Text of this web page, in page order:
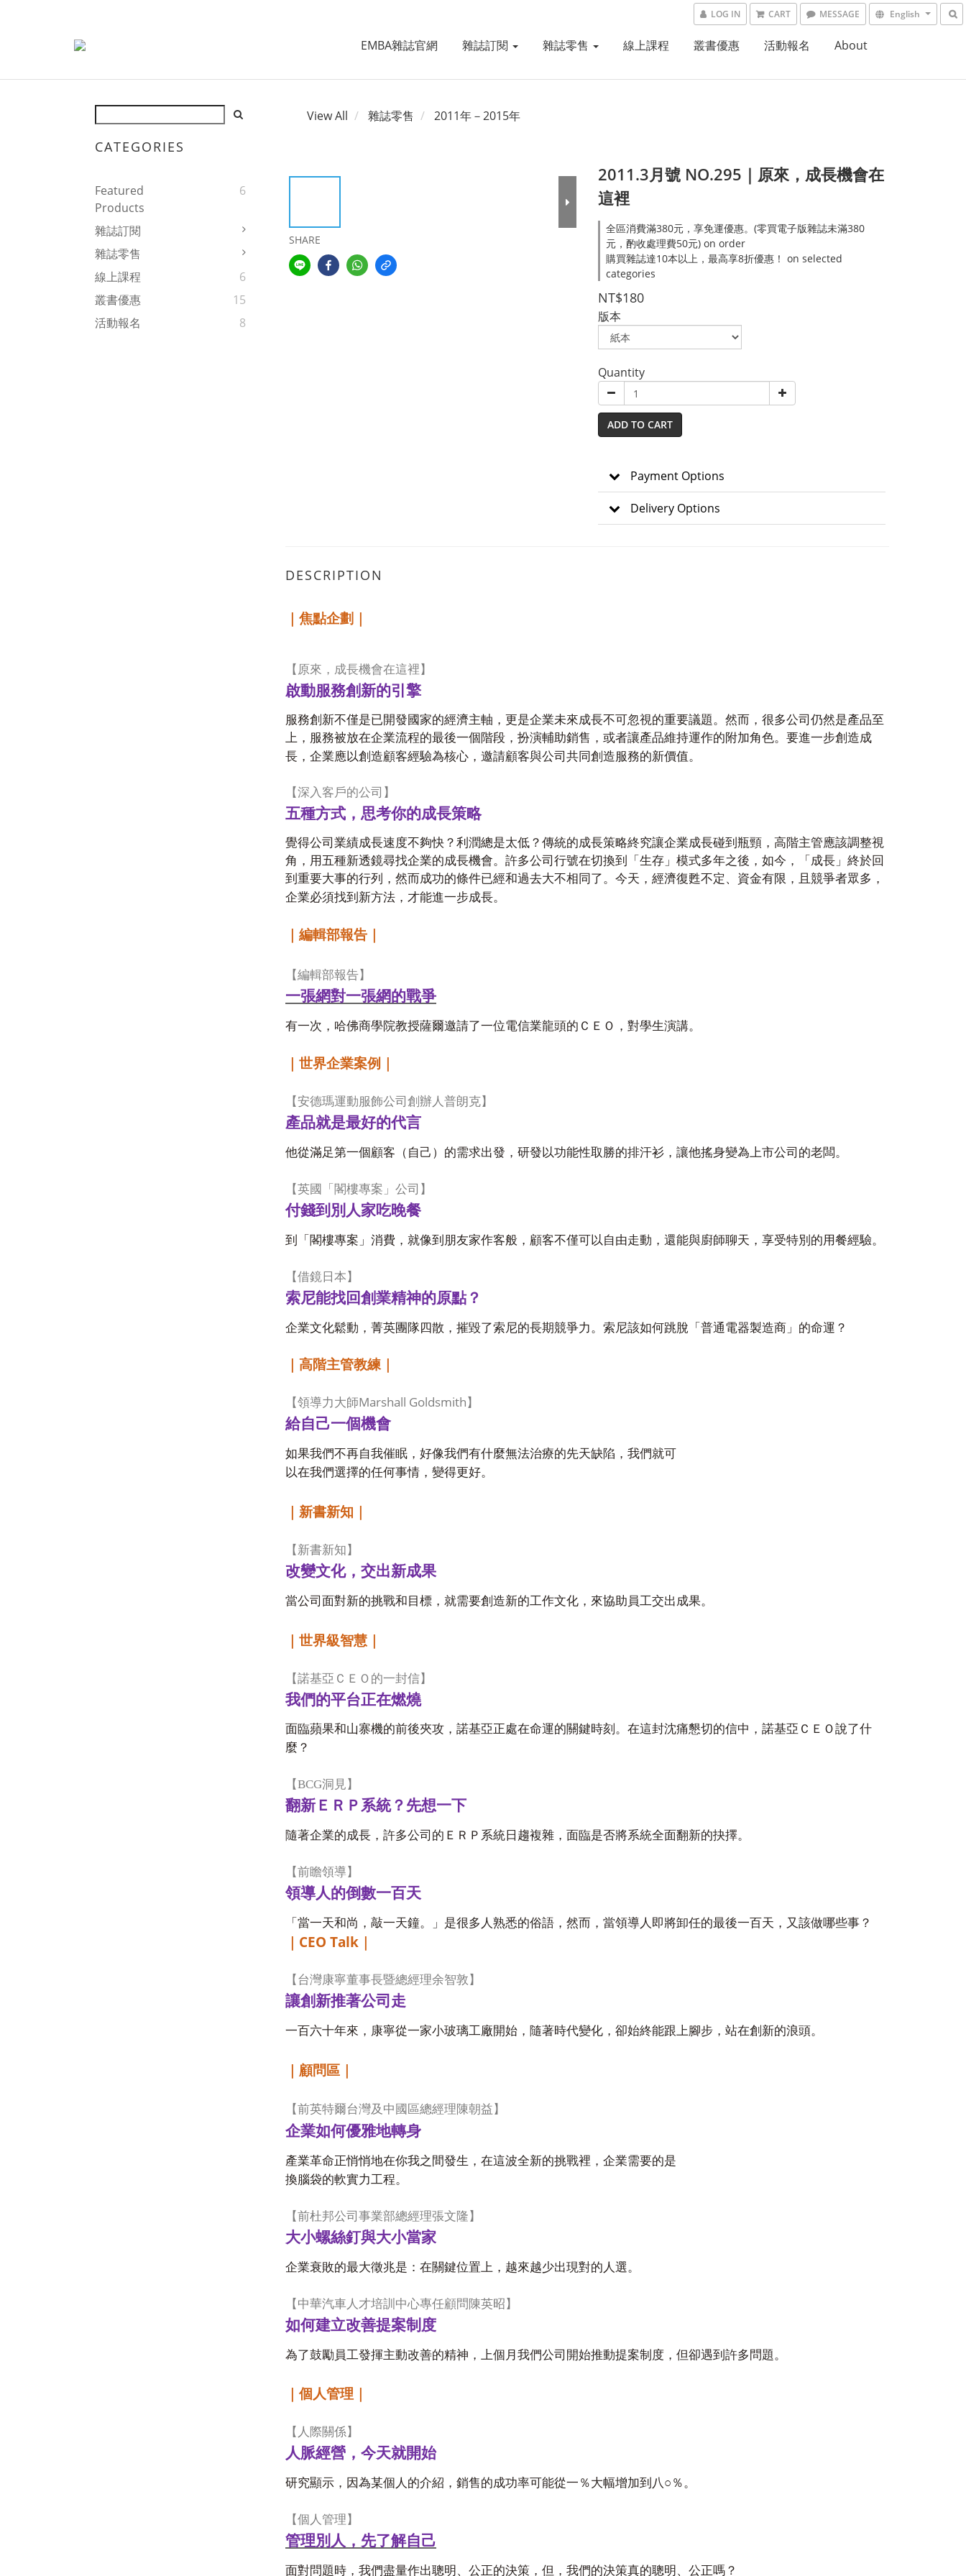
LOG IN CART MESSAGE English
EMBA雜誌官網 雜誌訂閱 雜誌零售 線上課程 叢書優惠 活動報名 About
CATEGORIES
Featured
Products
6
雜誌訂閱
雜誌零售
線上課程
6
叢書優惠
15
活動報名
8
View All 雜誌零售 2011年－2015年
SHARE
2011.3月號 NO.295｜原來，成長機會在
這裡
全區消費滿380元，享免運優惠。(零買電子版雜誌未滿380
元，酌收處理費50元) on order
購買雜誌達10本以上，最高享8折優惠！ on selected
categories
NT$180
版本
Quantity
ADD TO CART
Payment Options
Delivery Options
DESCRIPTION
｜焦點企劃｜
【原來，成長機會在這裡 】
啟動服務創新的引擎
服務創新不僅是已開發國家的經濟主軸，更是企業未來成長不可忽視的重要議題。然而，很多公司仍然是產品至
上，服務被放在企業流程的最後一個階段，扮演輔助銷售，或者讓產品維持運作的附加角色。要進一步創造成
長，企業應以創造顧客經驗為核心，邀請顧客與公司共同創造服務的新價值。
【深入客戶的公司 】
五種方式，思考你的成長策略
覺得公司業績成長速度不夠快？利潤總是太低？傳統的成長策略終究讓企業成長碰到瓶頸，高階主管應該調整視
角，用五種新透鏡尋找企業的成長機會。許多公司行號在切換到「生存」模式多年之後，如今，「成長」終於回
到重要大事的行列，然而成功的條件已經和過去大不相同了。今天，經濟復甦不定、資金有限，且競爭者眾多，
企業必須找到新方法，才能進一步成長。
｜編輯部報告｜
【編輯部報告】
一張網對一張網的戰爭
有一次，哈佛商學院教授薩爾邀請了一位電信業龍頭的ＣＥＯ，對學生演講。
｜世界企業案例｜
【安德瑪運動服飾公司創辦人普朗克】
產品就是最好的代言
他從滿足第一個顧客（自己）的需求出發，研發以功能性取勝的排汗衫，讓他搖身變為上市公司的老闆。
【英國「閣樓專案」公司】
付錢到別人家吃晚餐
到「閣樓專案」消費，就像到朋友家作客般，顧客不僅可以自由走動，還能與廚師聊天，享受特別的用餐經驗。
【借鏡日本】
索尼能找回創業精神的原點？
企業文化鬆動，菁英團隊四散，摧毀了索尼的長期競爭力。索尼該如何跳脫「普通電器製造商」的命運？
｜高階主管教練｜
【領導力大師Marshall Goldsmith 】
給自己一個機會
如果我們不再自我催眠，好像我們有什麼無法治療的先天缺陷，我們就可
以在我們選擇的任何事情，變得更好。
｜新書新知｜
【 新書新知】
改變文化，交出新成果
當公司面對新的挑戰和目標，就需要創造新的工作文化，來協助員工交出成果。
｜世界級智慧｜
【諾基亞ＣＥＯ的一封信】
我們的平台正在燃燒
面臨蘋果和山寨機的前後夾攻，諾基亞正處在命運的關鍵時刻。在這封沈痛懇切的信中，諾基亞ＣＥＯ說了什
麼？
【BCG洞見】
翻新ＥＲＰ系統？先想一下
隨著企業的成長，許多公司的ＥＲＰ系統日趨複雜，面臨是否將系統全面翻新的抉擇。
【前瞻領導】
領導人的倒數一百天
「當一天和尚，敲一天鐘。」是很多人熟悉的俗語，然而，當領導人即將卸任的最後一百天，又該做哪些事？
CEO Talk
【 台灣康寧董事長暨總經理余智敦】
讓創新推著公司走
一百六十年來，康寧從一家小玻璃工廠開始，隨著時代變化，卻始終能跟上腳步，站在創新的浪頭。
｜顧問區｜
【前英特爾台灣及中國區總經理陳朝益】
企業如何優雅地轉身
產業革命正悄悄地在你我之間發生，在這波全新的挑戰裡，企業需要的是
換腦袋的軟實力工程。
【前杜邦公司事業部總經理張文隆】
大小螺絲釘與大小當家
企業衰敗的最大徵兆是：在關鍵位置上，越來越少出現對的人選。
【 中華汽車人才培訓中心專任顧問陳英昭】
如何建立改善提案制度
為了鼓勵員工發揮主動改善的精神，上個月我們公司開始推動提案制度，但卻遇到許多問題。
｜個人管理｜
【 人際關係】
人脈經營，今天就開始
研究顯示，因為某個人的介紹，銷售的成功率可能從一％大幅增加到八○ ％。
【個人管理】
管理別人，先了解自己
面對問題時，我們盡量作出聰明、公正的決策，但，我們的決策真的聰明、公正嗎？